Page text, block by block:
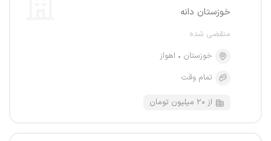
خوزستان دانه
منقضی شده
خوزستان
اهواز
تمام وقت
از ۲۰ میلیون تومان